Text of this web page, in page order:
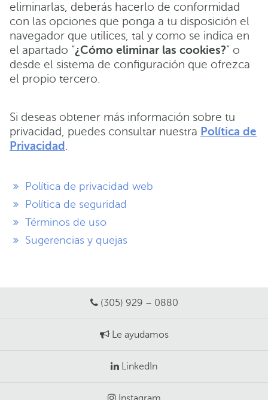
eliminarlas, deberás hacerlo de conformidad
con las opciones que ponga a tu disposición el
navegador que utilices, tal y como se indica en
el apartado “¿Cómo eliminar las cookies?” o
desde el sistema de configuración que ofrezca
el propio tercero.
Si deseas obtener más información sobre tu
privacidad, puedes consultar nuestra Política de
Privacidad .
Política de privacidad web
Política de seguridad
Términos de uso
Sugerencias y quejas
(305) 929 – 0880
Le ayudamos
LinkedIn